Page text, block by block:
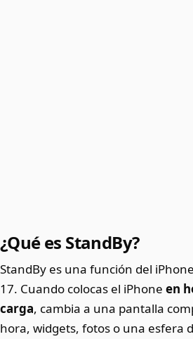
¿Qué es StandBy?
StandBy es una función del
17. Cuando colocas el iPhone en
carga, cambia a una pantalla
hora, widgets, fotos o una esfera